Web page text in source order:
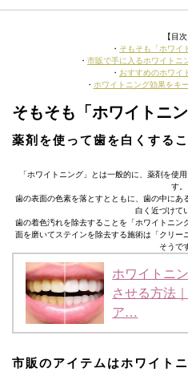
【目次
・ そもそも「ホワイ
・ 市販で手に入るホワイトニ
・ おすすめのホワイ
・ ホワイトニング効果をキ
そもそも「ホワイトニ
薬剤を使って歯を白くする
「ホワイトニング」とは一般的に、薬剤を使
す。
歯の表面の色素を落とすとともに、歯の中に
白く近づけて
歯の着色汚れを除去することを「ホワイトニ
面を磨いてステインを除去する施術は「クリー
そうで
ホワイトニ
させる方法
ア…
市販のアイテムはホワイト